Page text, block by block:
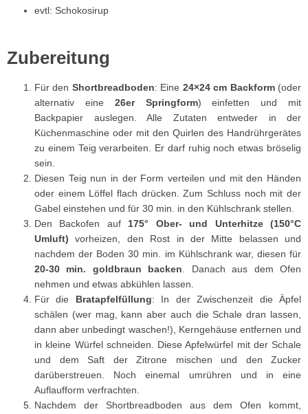
evtl: Schokosirup
Zubereitung
Für den Shortbreadboden: Eine 24×24 cm Backform(oder
alternativ eine 26er Springform) einfetten und mit
Backpapier auslegen. Alle Zutaten entweder in der
Küchenmaschine oder mit den Quirlen des Handrührgerätes
zu einem Teig verarbeiten. Er darf ruhig noch etwas bröselig
sein.
Diesen Teig nun in der Form verteilen und mit den Händen
oder einem Löffel flach drücken. Zum Schluss noch mit der
Gabel einstehen und für 30 min. in den Kühlschrank stellen.
Den Backofen auf 175° Ober- und Unterhitze (150°C
Umluft)vorheizen, den Rost in der Mitte belassen und
nachdem der Boden 30 min. im Kühlschrank war, diesen für
20-30 min. goldbraun backen . Danach aus dem Ofen
nehmen und etwas abkühlen lassen.
Für die Bratapfelfüllung: In der Zwischenzeit die Äpfel
schälen (wer mag, kann aber auch die Schale dran lassen,
dann aber unbedingt waschen!), Kerngehäuse entfernen und
in kleine Würfel schneiden. Diese Apfelwürfel mit der Schale
und dem Saft der Zitrone mischen und den Zucker
darüberstreuen. Noch einemal umrühren und in eine
Auflaufform verfrachten.
Nachdem der Shortbreadboden aus dem Ofen kommt,